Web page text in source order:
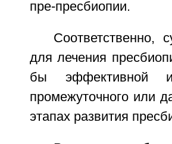
пре-пресбиопии.
Соответственно,
для лечения
бы эффективной
промежуточного или
этапах развития